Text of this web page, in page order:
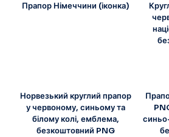
Прапор Німеччини (іконка)
Норвезький круглий прапор
у червоному, синьому та
білому колі, емблема,
безкоштовний PNG